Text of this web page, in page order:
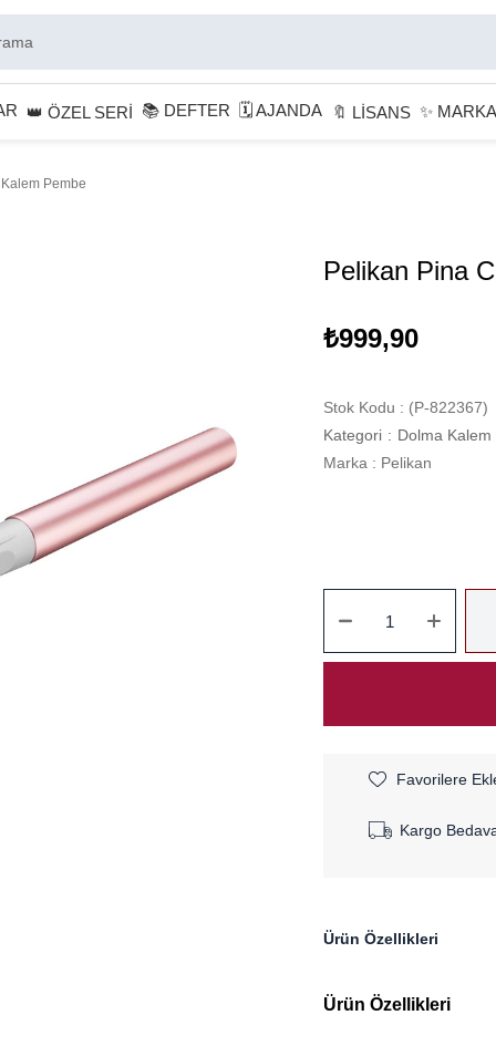
👑 ÖZEL SERİ 📚 DEFTER 🗓 AJANDA 🔖 LİSANS ✨
Pembe
Pelikan Pina
₺999,90
Stok Kodu
(P-822367)
Kategori : Dolma Kalem
Marka : Pelikan
Favorilere
Kargo
Ürün Özellikleri
Ürün Özellikleri